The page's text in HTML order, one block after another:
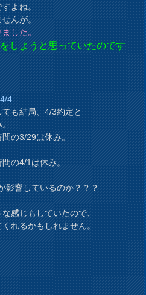
すよね。
せんが。
ました。
しようと思っていたのです
4
も結局、4/3約定と
。
の3/29は休み。
間の4/1は休み。
影響しているのか？？？
感じもしていたので、
れるかもしれません。